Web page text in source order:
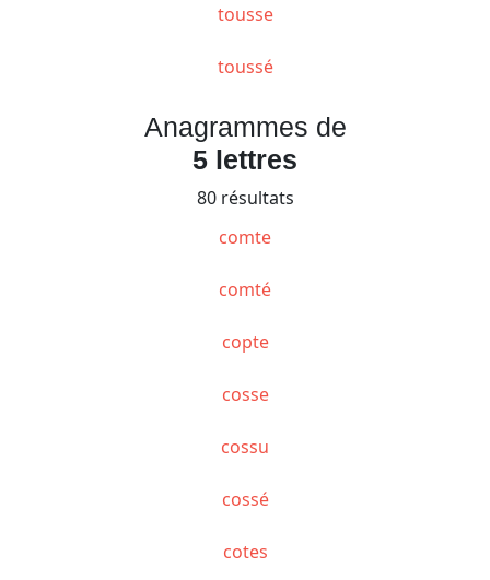
tousse
toussé
Anagrammes de
5 lettres
80 résultats
comte
comté
copte
cosse
cossu
cossé
cotes